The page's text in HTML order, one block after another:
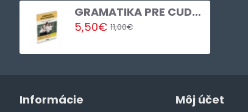
GRAMATIKA PRE CUDZINCOV
5,50€ 11,00€
Informácie Môj účet